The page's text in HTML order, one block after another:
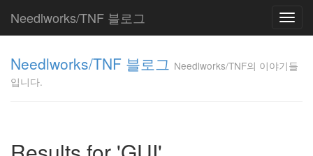
Needlworks/TNF 블로그
Needlworks/TNF 블로그 Needlworks/TNF의 이야기들
입니다.
의 이야기들입니
Tag